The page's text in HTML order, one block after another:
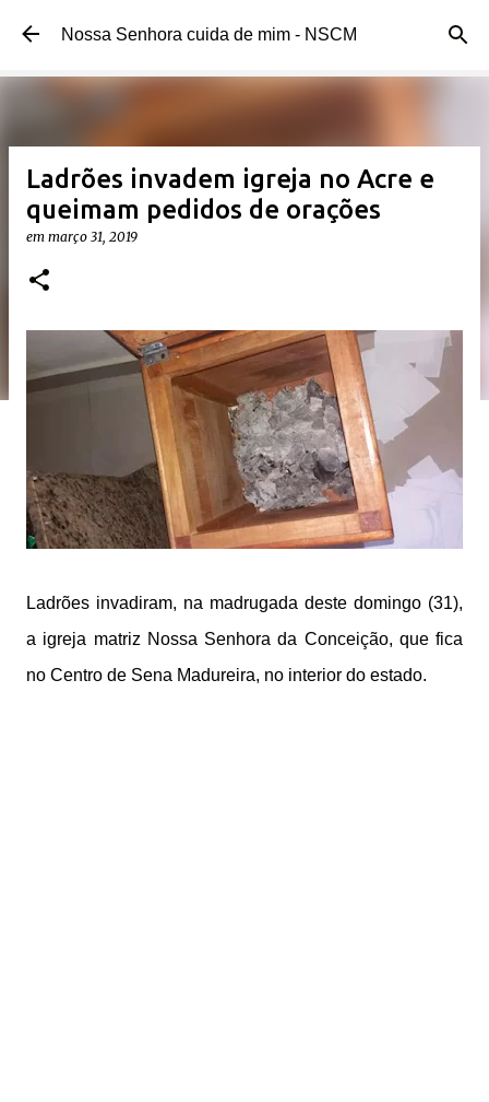
Pular para o conteúdo principal
Nossa Senhora cuida de mim - NSCM
Ladrões invadem igreja no Acre e
queimam pedidos de orações
em março 31, 2019
Ladrões invadiram, na madrugada deste domingo (31),
a igreja matriz Nossa Senhora da Conceição, que fica
no Centro de Sena Madureira, no interior do estado.